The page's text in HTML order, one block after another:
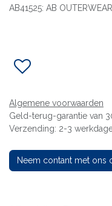
AB41525: AB
Algemene voorwaarden
Geld-terug-garantie van
Verzending: 2-3
Neem contant met ons